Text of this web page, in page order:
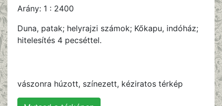
Arány: 1 : 2400
Duna, patak; helyrajzi számok; Kőkapu, indóház;
hitelesítés 4 pecséttel.
vászonra húzott, színezett, kéziratos térkép